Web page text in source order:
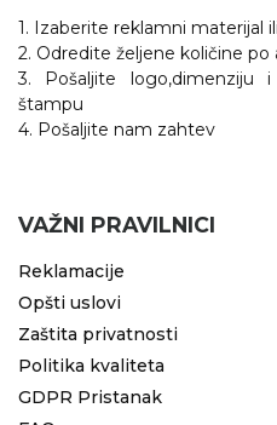
1. Izaberite reklamni materijal
2. Odredite željene količine po
3. Pošaljite logo,dimenziju
štampu
4. Pošaljite nam zahtev
VAŽNI PRAVILNICI
Reklamacije
Opšti uslovi
Zaštita privatnosti
Politika kvaliteta
GDPR Pristanak